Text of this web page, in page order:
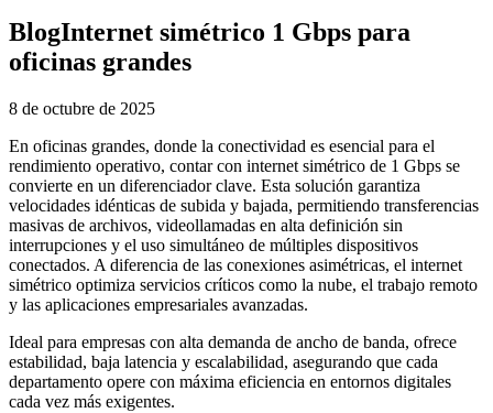
BlogInternet simétrico 1 Gbps para
oficinas grandes
8 de octubre de 2025
En oficinas grandes, donde la conectividad es esencial para el
rendimiento operativo, contar con internet simétrico de 1 Gbps se
convierte en un diferenciador clave. Esta solución garantiza
velocidades idénticas de subida y bajada, permitiendo transferencias
masivas de archivos, videollamadas en alta definición sin
interrupciones y el uso simultáneo de múltiples dispositivos
conectados. A diferencia de las conexiones asimétricas, el internet
simétrico optimiza servicios críticos como la nube, el trabajo remoto
y las aplicaciones empresariales avanzadas.
Ideal para empresas con alta demanda de ancho de banda, ofrece
estabilidad, baja latencia y escalabilidad, asegurando que cada
departamento opere con máxima eficiencia en entornos digitales
cada vez más exigentes.